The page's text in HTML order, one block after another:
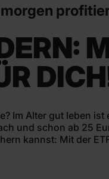
Im Alter gut leben
und schon ab 25
kannst: Mit der